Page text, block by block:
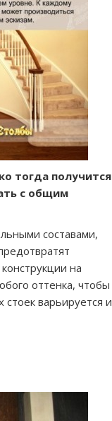
тогда получится
с общим
составами,
на
оттенка, чтобы
варьируется и